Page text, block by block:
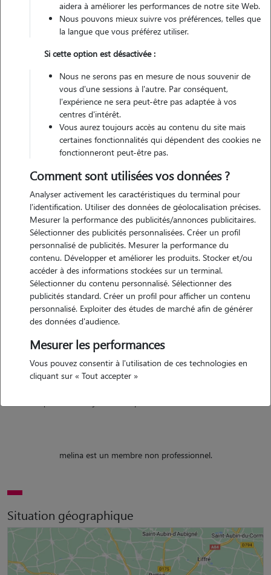
Motivation
je souhaite garder des animaux, car c'est pour moi un réel plaisir de
m'occuper d'eux et de les chouchouter. j'aime tout particulièrement
les chiens et chats avec qui je m'entends bien. Étant encore
étudiante, ce serait pour moi l'occasion d'avoir un petit revenu tout
en faisant une activité qui me plaît.
petite et adolescente. c'était une race de beagle, un chien de chasse
melina est un membre non professionnel.
Situation géographique
aidera à améliorer les performances de notre site Web.
Nous pouvons mieux suivre vos préférences, telles que
la langue que vous préférez utiliser.
Si cette option est désactivée :
Nous ne serons pas en mesure de nous souvenir de
vous d'une sessions à l'autre. Par conséquent,
l'expérience ne sera peut-être pas adaptée à vos
centres d'intérêt.
Vous aurez toujours accès au contenu du site mais
certaines fonctionnalités qui dépendent des cookies ne
fonctionneront peut-être pas.
Comment sont utilisées vos données ?
Analyser activement les caractéristiques du terminal pour
l'identification. Utiliser des données de géolocalisation précises.
Mesurer la performance des publicités/annonces publicitaires.
Sélectionner des publicités personnalisées. Créer un profil
personnalisé de publicités. Mesurer la performance du
contenu. Développer et améliorer les produits. Stocker et/ou
accéder à des informations stockées sur un terminal.
Sélectionner du contenu personnalisé. Sélectionner des
publicités standard. Créer un profil pour afficher un contenu
personnalisé. Exploiter des études de marché afin de générer
des données d'audience.
Mesurer les performances
Vous pouvez consentir à l'utilisation de ces technologies en
cliquant sur « Tout accepter »